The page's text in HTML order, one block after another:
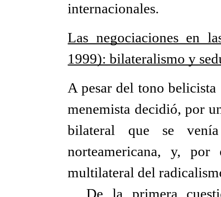
internacionales.
Las negociaciones en
1999): bilateralismo y
A pesar del tono
menemista decidió, por
bilateral que se
norteamericana, y,
multilateral del
De la primera